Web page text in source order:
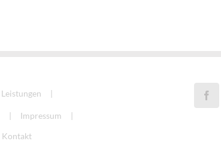
Leistungen
Impressum
Kontakt